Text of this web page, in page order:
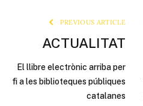
PREVIOUS ARTICLE
ACTUALITAT
El llibre electrònic arriba per
fi a les biblioteques públiques
catalanes